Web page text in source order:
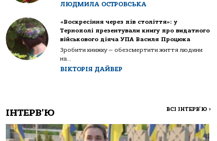
ЛЮДМИЛА ОСТРОВСЬКА
«Воскресіння через пів століття»: у
Тернополі презентували книгу про видатного
військового діяча УПА Василя Процюка
Зробити книжку — обезсмертити життя людини
на...
ВІКТОРІЯ ДАЙВЕР
ІНТЕРВ'Ю ВСІ ІНТЕРВ'Ю >